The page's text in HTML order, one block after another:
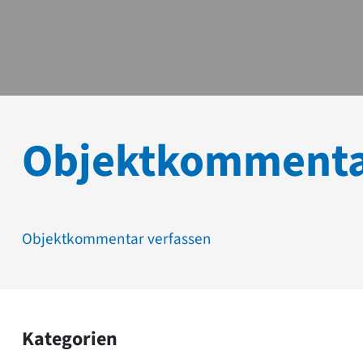
Objektkommentar verfassen
Kategorien